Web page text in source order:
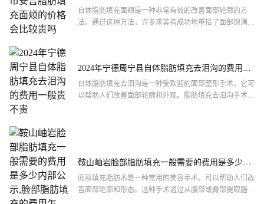
吗
自体脂肪填充面颊是一种非常有效的改善面部轮廓的方
法。通过这种方法，许多求美者成功地重拾了面部饱满的
2024年宁德周宁县自体脂肪填充去泪沟的费用一
般贵不贵
自体脂肪填充去泪沟是一种受欢迎的面部整形手术，它可
以帮助人们改善面部轮廓和外观。脂肪填充去泪沟手术是
鞍山岫岩脸部脂肪填充一般需要的费用是多少内
部公示,脸部脂肪填充的费用怎样?
面部填充脂肪术是一种常用的美容手术，可以帮助人们改
善面部轮廓和形态。这种手术通过从腹部或臀部提取脂